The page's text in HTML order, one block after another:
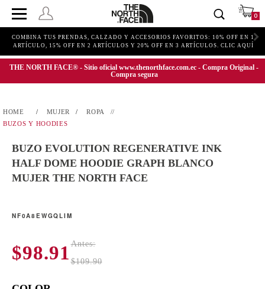
0
COMBINA TUS PRENDAS, CALZADO Y ACCESORIOS FAVORITOS: 10% OFF EN 1
ARTÍCULO, 15% OFF EN 2 ARTÍCULOS Y 20% OFF EN 3 ARTÍCULOS. CLIC AQUÍ
THE NORTH FACE® - Sitio oficial www.thenorthface.com.ec - Compra Original -
Compra segura
MUJER
ROPA
BUZOS Y HOODIES
BUZO EVOLUTION REGENERATIVE INK
HALF DOME HOODIE GRAPH BLANCO
MUJER THE NORTH FACE
NF0A8EWGQLIM
$98.91 Antes:
$109.90